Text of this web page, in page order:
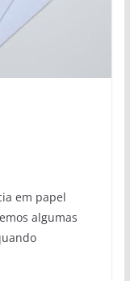
em papel
algumas